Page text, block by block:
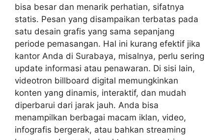
bisa besar dan menarik perhatian, sifatnya
statis. Pesan yang disampaikan terbatas pada
satu desain grafis yang sama sepanjang
periode pemasangan. Hal ini kurang efektif jika
kantor Anda di Surabaya, misalnya, perlu sering
update informasi atau penawaran. Di sisi lain,
videotron billboard digital memungkinkan
konten yang dinamis, interaktif, dan mudah
diperbarui dari jarak jauh. Anda bisa
menampilkan berbagai macam iklan, video,
infografis bergerak, atau bahkan streaming